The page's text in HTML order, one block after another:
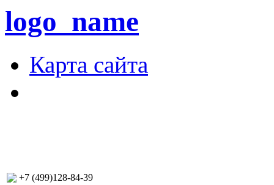
logo_name
Карта сайта
+7 (499)128-84-39